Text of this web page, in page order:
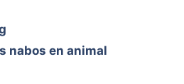
nabos en animal